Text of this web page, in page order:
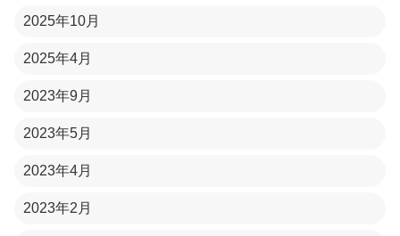
2025年10月
2025年4月
2023年9月
2023年5月
2023年4月
2023年2月